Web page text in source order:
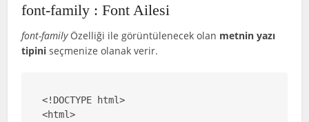
font-family : Font Ailesi
font-familyÖzelliği ile görüntülenecek olan metnin yazı
tipini seçmenize olanak verir.
<!DOCTYPE html>
<html>